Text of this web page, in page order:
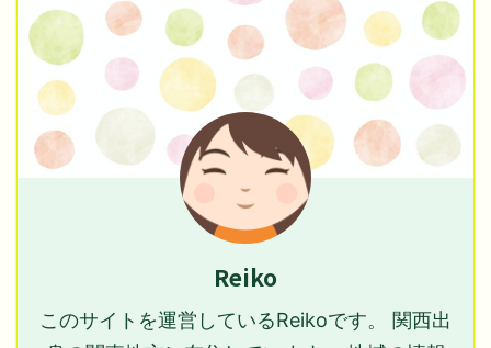
Reiko
このサイトを運営しているReikoです。 関西出